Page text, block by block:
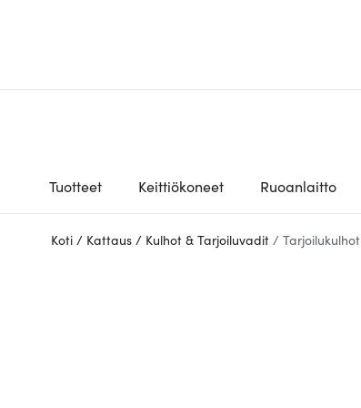
Tuotteet Keittiökoneet Ruoanlaitto
Koti / Kattaus / Kulhot & Tarjoiluvadit / Tarjoilukulhot